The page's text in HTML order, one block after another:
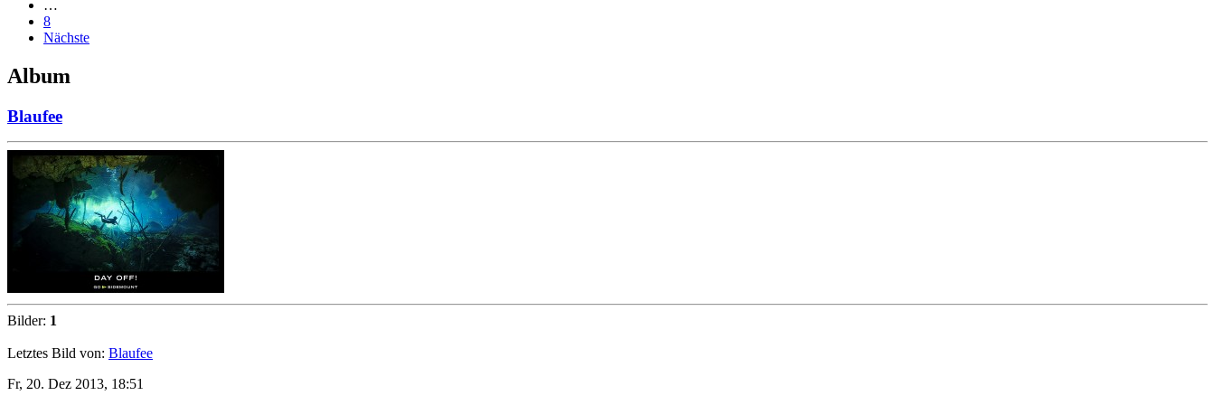
…
8
Nächste
Album
Blaufee
Bilder: 1
Letztes Bild von: Blaufee
Fr, 20. Dez 2013, 18:51